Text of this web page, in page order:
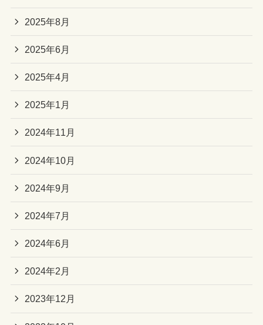
2025年8月
2025年6月
2025年4月
2025年1月
2024年11月
2024年10月
2024年9月
2024年7月
2024年6月
2024年2月
2023年12月